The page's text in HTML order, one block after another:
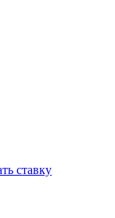
ставку